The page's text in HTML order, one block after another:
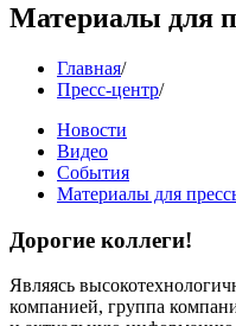
Материалы для
Главная/
Пресс-центр/
Новости
Видео
События
Материалы для
Дорогие коллеги!
Являясь
компанией, группа